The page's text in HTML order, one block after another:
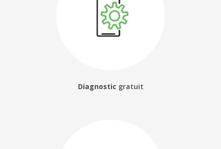
Diagnostic gratuit